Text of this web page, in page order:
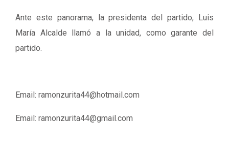
Ante este panorama, la presidenta del partido, Luis
María Alcalde llamó a la unidad, como garante del
partido.
Email: ramonzurita44@hotmail.com
Email: ramonzurita44@gmail.com